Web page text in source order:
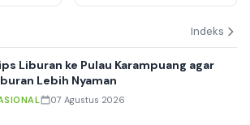
Indeks
Liburan ke Pulau Karampuang agar
Lebih Nyaman
07 Agustus 2026